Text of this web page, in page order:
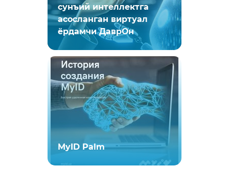
сунъий интеллектга
асосланган виртуал
ёрдамчи ДаврОн
MyID Palm